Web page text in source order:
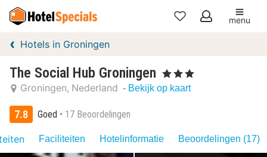
Mijn
menu
Hotels in Groningen
The Social Hub Groningen , 3 Sterren
Groningen Nederland - Bekijk op kaart
7.8 Goed 17 Beoordelingen
Faciliteiten Hotelinformatie Beoordelingen (17)